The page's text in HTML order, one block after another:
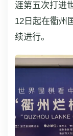
涯第五次打进
12日起在衢州
续进行。